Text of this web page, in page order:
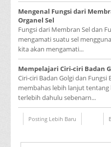
Mengenal Fungsi dari
Organel Sel
Fungsi dari Membran Sel dan
mengamati suatu sel
kita akan mengamati...
Mempelajari Ciri-ciri Badan
Ciri-ciri Badan Golgi dan Fungsi
membahas lebih lanjut
terlebih dahulu sebenarn...
Posting Lebih Baru